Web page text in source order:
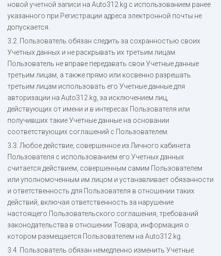
новой учетной записи на Auto312.kg с использованием ранее
указанного при Регистрации адреса электронной почты не
допускается.
3.2. Пользователь обязан следить за сохранностью своих
Учетных данных и не раскрывать их третьим лицам.
Пользователь не вправе передавать свои Учетные данные
третьим лицам, а также прямо или косвенно разрешать
третьим лицам использовать его Учетные данные для
авторизации на Auto312.kg, за исключением лиц,
действующих от имени и в интересах Пользователя или
получивших такие Учетные данные на основании
соответствующих соглашений с Пользователем.
3.3. Любое действие, совершенное из Личного кабинета
Пользователя с использованием его Учетных данных
считается действием, совершенным самим Пользователем
или уполномоченным им лицом и устанавливает обязанности
и ответственность для Пользователя в отношении таких
действий, включая ответственность за нарушение
настоящего Пользовательского соглашения, требований
законодательства в отношении Товара, информация о
котором размещается Пользователем на Auto312.kg.
3.4. Пользователь обязан немедленно изменить Учетные